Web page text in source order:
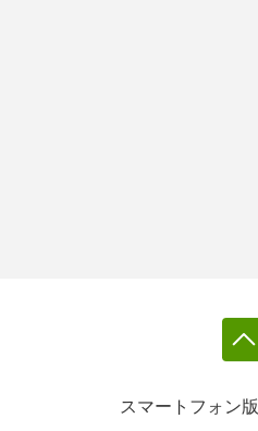
スマートフォン版